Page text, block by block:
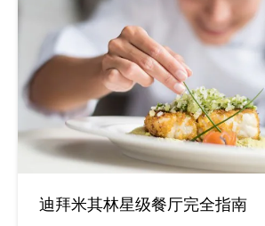
迪拜米其林星级餐厅完全指南